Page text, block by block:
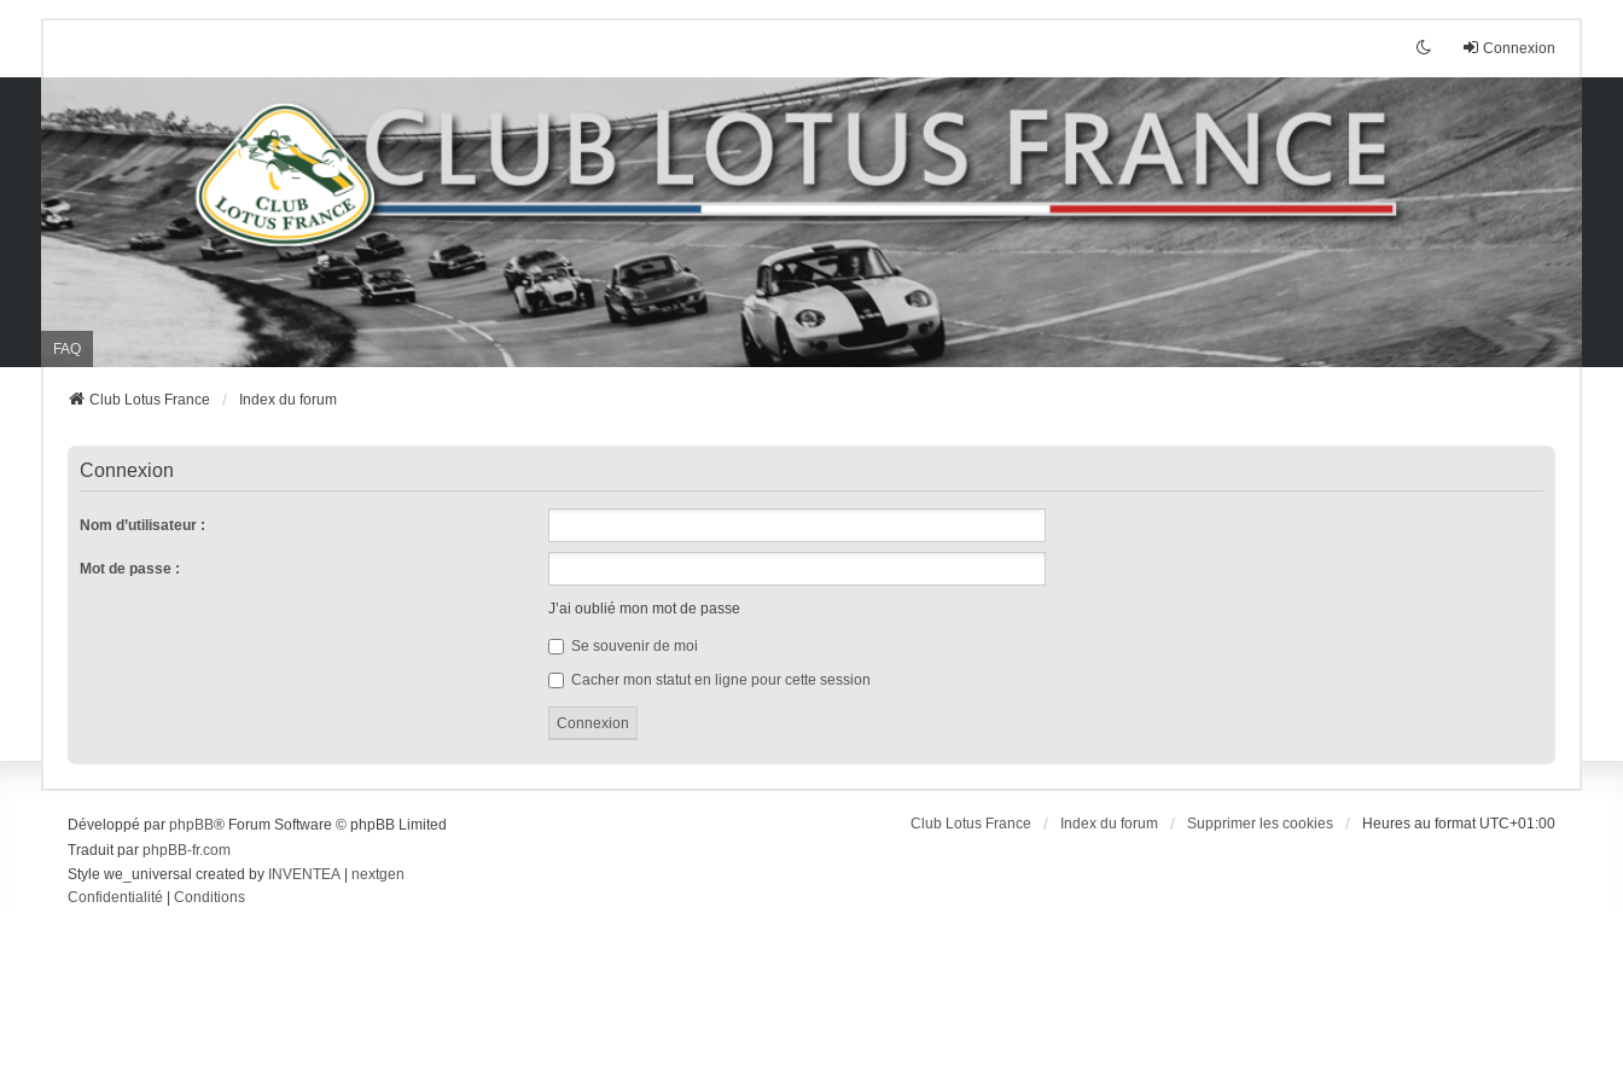
Connexion
FAQ
Club Lotus France Index du forum
Connexion
Nom d’utilisateur :
Mot de passe :
J’ai oublié mon mot de passe
Se souvenir de moi
Cacher mon statut en ligne pour cette session
Club Lotus France Index du forum Supprimer les cookies Heures au format UTC+01:00
Développé par phpBB® Forum Software © phpBB Limited
Traduit par phpBB-fr.com
Style we_universal created by INVENTEA| nextgen
Confidentialité
Conditions